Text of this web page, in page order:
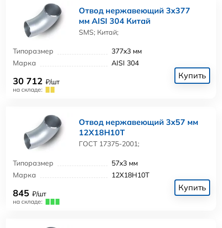
Отвод нержавеющий 3x377
мм AISI 304 Китай
SMS; Китай;
Типоразмер
377x3 мм
Марка
AISI 304
30 712 ₽/шт
на складе:
Купить
Отвод нержавеющий 3x57 мм
12Х18Н10Т
ГОСТ 17375-2001;
Типоразмер
57x3 мм
Марка
12Х18Н10Т
845 ₽/шт
на складе:
Купить